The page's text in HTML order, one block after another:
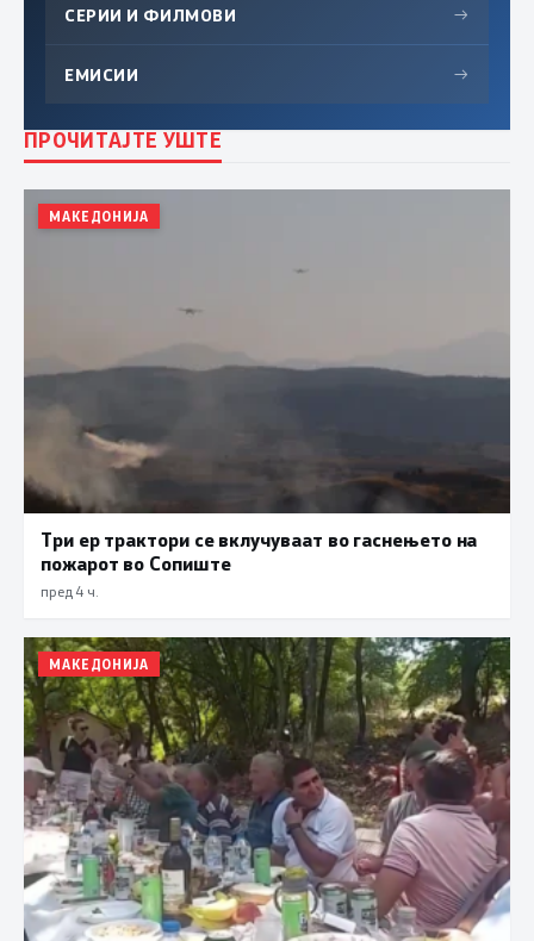
СЕРИИ И ФИЛМОВИ →
ЕМИСИИ →
ПРОЧИТАЈТЕ УШТЕ
МАКЕДОНИЈА
Три ер трактори се вклучуваат во гаснењето на
пожарот во Сопиште
пред 4 ч.
МАКЕДОНИЈА